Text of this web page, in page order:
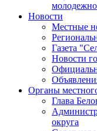
Новости
Местные
Газета
Новости
Органы
Глава
округа